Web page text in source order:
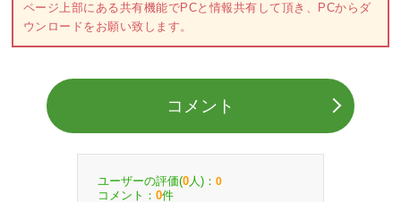
ページ上部にある共有機能でPCと情報共有して頂き、PCからダ
ウンロードをお願い致します。
コメント
ユーザーの評価(0 人)： 0
コメント： 0件